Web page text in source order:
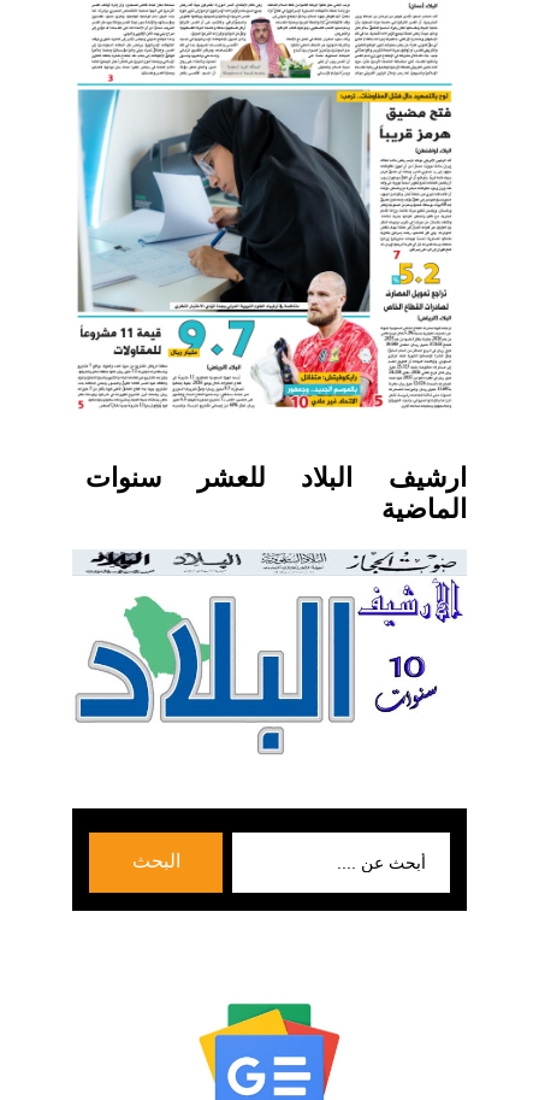
ارشيف البلاد للعشر سنوات
الماضية
البحث